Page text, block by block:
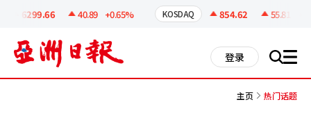
6299.66 40.89 +0.65% KOSDAQ 854.62 55.81
登录 搜 all
主页 热门话题